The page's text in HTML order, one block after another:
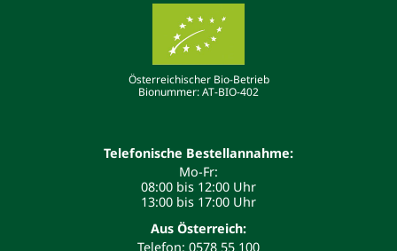
Österreichischer Bio-Betrieb
Bionummer: AT-BIO-402
Telefonische Bestellannahme:
Mo-Fr:
08:00 bis 12:00 Uhr
13:00 bis 17:00 Uhr
Aus Österreich:
Telefon: 0578 55 100